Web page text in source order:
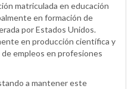
matriculada en educación
en formación de
por Estados Unidos.
en producción científica y
empleos en profesiones
a mantener este